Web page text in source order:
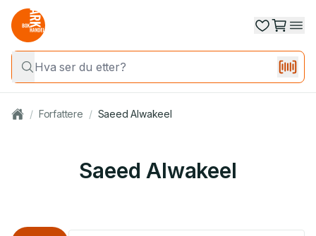
/ Forfattere / Saeed Alwakeel
Saeed Alwakeel